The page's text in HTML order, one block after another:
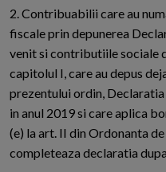
2. Contribuabilii care au
fiscale prin depunerea
venit si contributiile sociale
capitolul I, care au depus
prezentului ordin,
in anul 2019 si care aplica
(e) la art. II din Ordonanta
completeaza declaratia